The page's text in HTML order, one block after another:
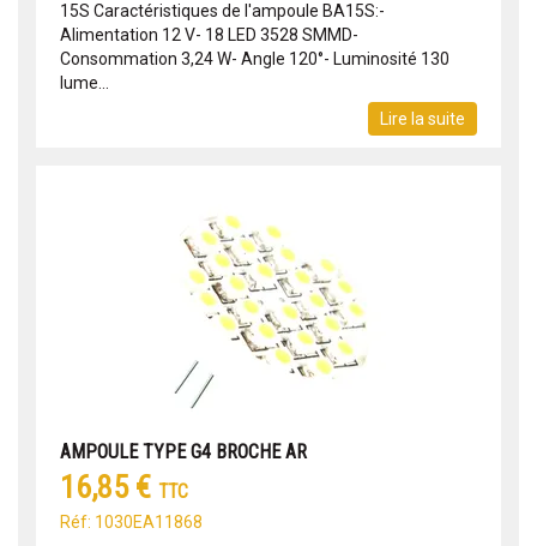
15S Caractéristiques de l'ampoule BA15S:-
Alimentation 12 V- 18 LED 3528 SMMD-
Consommation 3,24 W- Angle 120°- Luminosité 130
lume...
Lire la suite
AMPOULE TYPE G4 BROCHE AR
16,85 € TTC
Réf: 1030EA11868